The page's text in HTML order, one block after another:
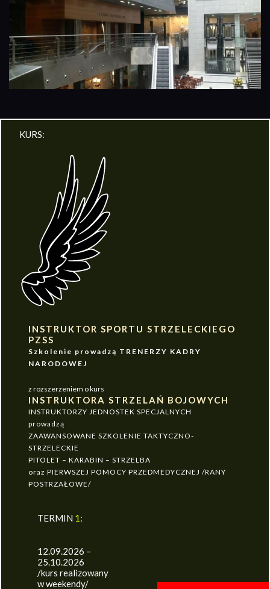
KURS:
INSTRUKTOR SPORTU STRZELECKIEGO
PZSS
Szkolenie prowadzą TRENERZY KADRY
NARODOWEJ
z rozszerzeniem o kurs
INSTRUKTORA STRZELAŃ BOJOWYCH
INSTRUKTORZY JEDNOSTEK SPECJALNYCH
prowadzą
ZAAWANSOWANE SZKOLENIE TAKTYCZNO-
STRZELECKIE
PITOLET – KARABIN – STRZELBA
oraz PIERWSZEJ POMOCY PRZEDMEDYCZNEJ /RANY
POSTRZAŁOWE/
TERMIN 1:
12.09.2026 –
25.10.2026
/kurs realizowany
w weekendy/